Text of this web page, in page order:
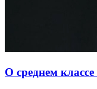
О среднем